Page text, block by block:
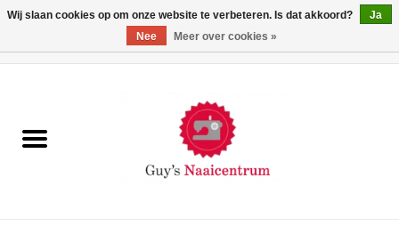
Machines
Wij slaan cookies op om onze website te verbeteren. Is dat akkoord?
Ja
Nee
Meer over cookies »